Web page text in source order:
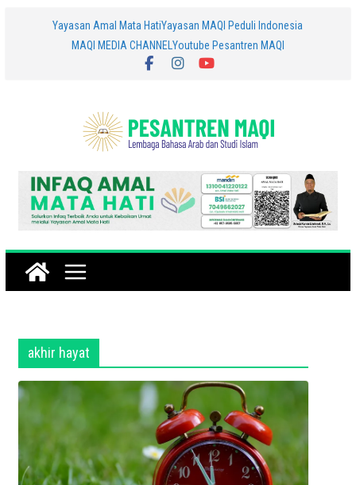
Yayasan Amal Mata HatiYayasan MAQI Peduli Indonesia
MAQI MEDIA CHANNEL Youtube Pesantren MAQI
akhir hayat